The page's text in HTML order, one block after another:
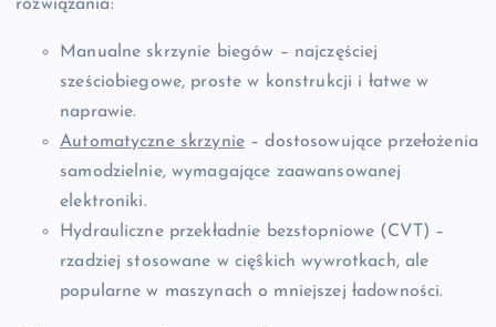
rozwiązania:
Manualne skrzynie biegów – najczęściej
sześciobiegowe, proste w konstrukcji i łatwe w
naprawie.
Automatyczne skrzynie – dostosowujące przełożenia
samodzielnie, wymagające zaawansowanej
elektroniki.
Hydrauliczne przekładnie bezstopniowe (CVT) –
rzadziej stosowane w cięŝkich wywrotkach, ale
popularne w maszynach o mniejszej ładowności.